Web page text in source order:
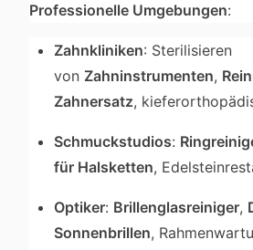
Professionelle Umgebungen:
Zahnkliniken: Sterilisieren
von Zahninstrumenten,
Zahnersatz,
Schmuckstudios:
für Halsketten,
Optiker: Brillenglasreiniger,
Sonnenbrillen,